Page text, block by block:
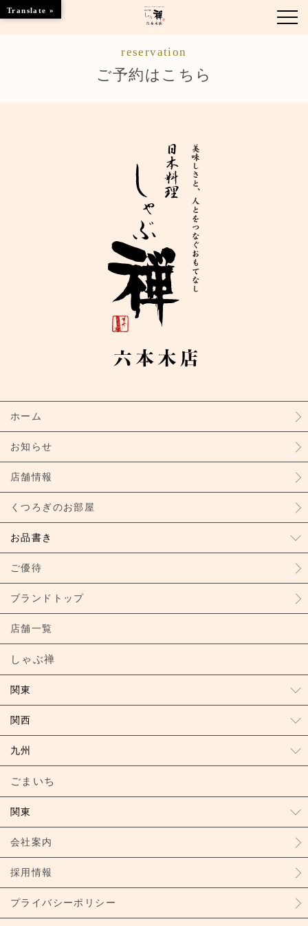
店舗情報
ご優待
ブランドトップ
ご予約はこちら
reservation
ご予約はこちら
ホーム
お知らせ
店舗情報
くつろぎのお部屋
お品書き
ご優待
ブランドトップ
店舗一覧
しゃぶ禅
関東
関西
九州
ごまいち
関東
会社案内
採用情報
プライバシーポリシー
Translate »